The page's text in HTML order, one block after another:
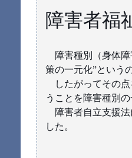
障害者福
障害種別（身体障
策の一元化”という
したがってその点
うことを障害種別
障害者自立支援法
した。